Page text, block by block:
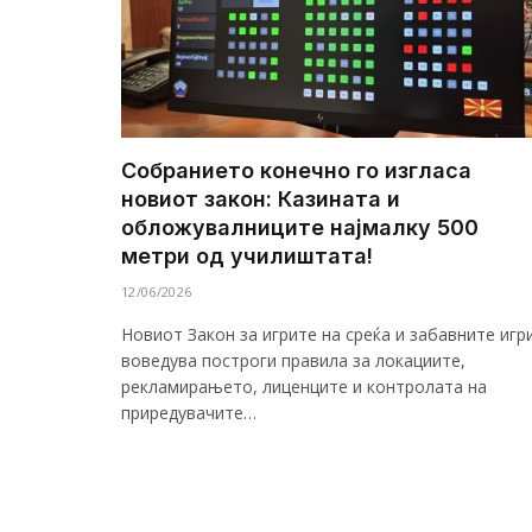
Собранието конечно го изгласа
новиот закон: Казината и
обложувалниците најмалку 500
метри од училиштата!
12/06/2026
Новиот Закон за игрите на среќа и забавните
воведува построги правила за локациите,
рекламирањето, лиценците и контролата на
приредувачите…